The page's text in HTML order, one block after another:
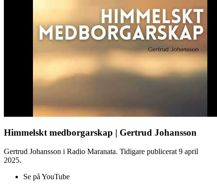
Himmelskt medborgarskap | Gertrud Johansson
Gertrud Johansson i Radio Maranata. Tidigare publicerat 9 april
2025.
Se på YouTube